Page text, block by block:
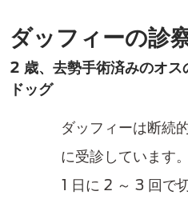
ダッフィーの診
2 歳、去勢手術済みのオ
ドッグ
ダッフィーは断続
に受診しています
1 日に 2 ～ 3 回で